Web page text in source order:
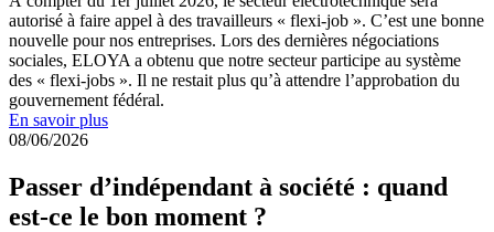
autorisé à faire appel à des travailleurs « flexi-job ». C’est une bonne
nouvelle pour nos entreprises. Lors des dernières négociations
sociales, ELOYA a obtenu que notre secteur participe au système
des « flexi-jobs ». Il ne restait plus qu’à attendre l’approbation du
gouvernement fédéral.
En savoir plus
08/06/2026
Passer d’indépendant à société : quand
est-ce le bon moment ?